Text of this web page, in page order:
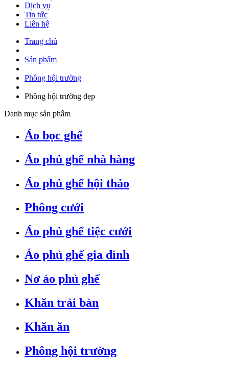
Dịch vụ
Tin tức
Liên hệ
Trang chủ
Sản phẩm
Phông hội trường
Phông hội trường đẹp
Danh mục sản phẩm
Áo bọc ghế
Áo phủ ghế nhà hàng
Áo phủ ghế hội thảo
Phông cưới
Áo phủ ghế tiệc cưới
Áo phủ ghế gia đình
Nơ áo phủ ghế
Khăn trải bàn
Khăn ăn
Phông hội trường